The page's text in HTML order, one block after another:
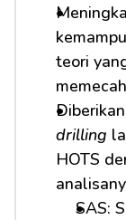
teori
drilling
HOTS
SAS: